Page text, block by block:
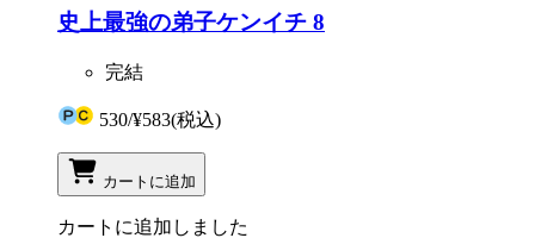
史上最強の弟子ケンイチ 8
完結
530/¥583(税込)
カートに追加
カートに追加しました